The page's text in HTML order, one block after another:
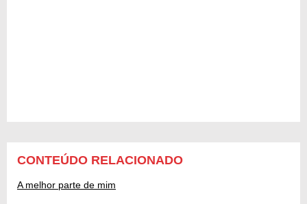
CONTEÚDO RELACIONADO
A melhor parte de mim